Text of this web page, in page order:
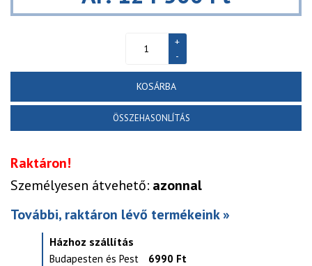
KOSÁRBA
ÖSSZEHASONLÍTÁS
Raktáron!
Személyesen átvehető: azonnal
További, raktáron lévő termékeink »
Házhoz szállítás
Budapesten és Pest
6990 Ft